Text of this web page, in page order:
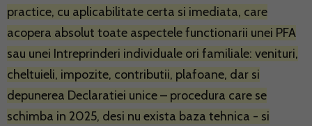
practice, cu aplicabilitate certa si imediata, care
acopera absolut toate aspectele functionarii unei PFA
sau unei Intreprinderi individuale ori familiale: venituri,
cheltuieli, impozite, contributii, plafoane, dar si
depunerea Declaratiei unice – procedura care se
schimba in 2025, desi nu exista baza tehnica - si